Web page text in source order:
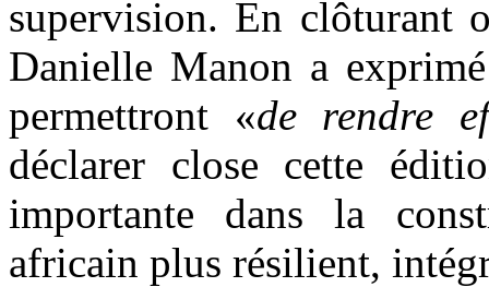
supervision. En clôturant
Danielle Manon a
permettront «de rendre
déclarer close cette
importante dans la
africain plus résilient,